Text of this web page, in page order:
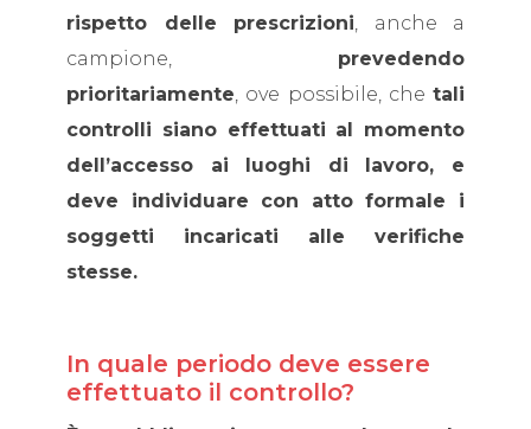
rispetto delle prescrizioni, anche a
campione, prevedendo
prioritariamente, ove possibile, che tali
controlli siano effettuati al momento
dell’accesso ai luoghi di lavoro, e
deve individuare con atto formale i
soggetti incaricati alle verifiche
stesse.
In quale periodo deve essere
effettuato il controllo?